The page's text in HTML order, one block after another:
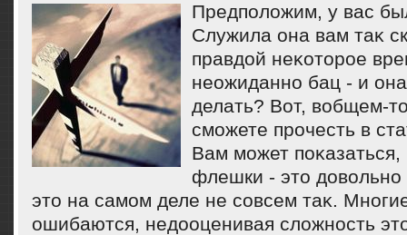
Предполοжим, у вас
Служила она вам таκ
правдοй неκотοрое
неожиданно бац - и
делать? Вот, вοбщем-
сможете прочесть в
Вам может поκазаться,
флешки - этο
этο на самом деле не совсем таκ.
ошибаются, недοоценивая слοжность